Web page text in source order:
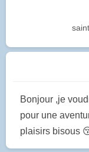
Bonjour ,je
pour une
plaisirs bisous